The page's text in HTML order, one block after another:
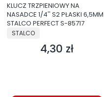
KLUCZ TRZPIENIOWY NA
NASADCE 1/4'' S2 PŁASKI 6,5MM
STALCO PERFECT S-85717
PRODUCENT
STALCO
Cena
4,30 zł